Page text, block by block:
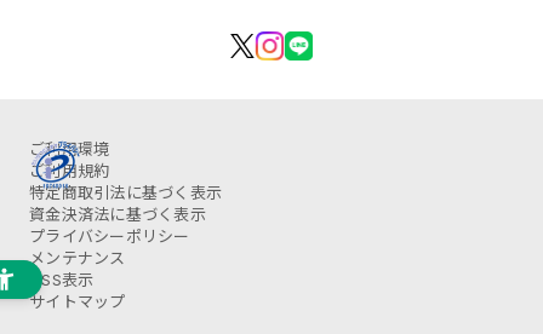
ご利用環境
ご利用規約
特定商取引法に基づく表示
資金決済法に基づく表示
プライバシーポリシー
メンテナンス
OSS表示
サイトマップ